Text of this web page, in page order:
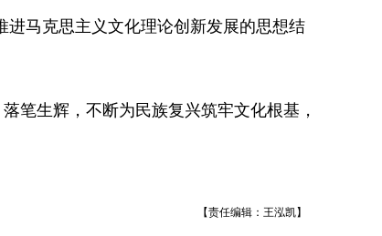
马克思主义文化理论创新发展的思想结
笔生辉，不断为民族复兴筑牢文化根基，
【责任编辑：王泓凯】